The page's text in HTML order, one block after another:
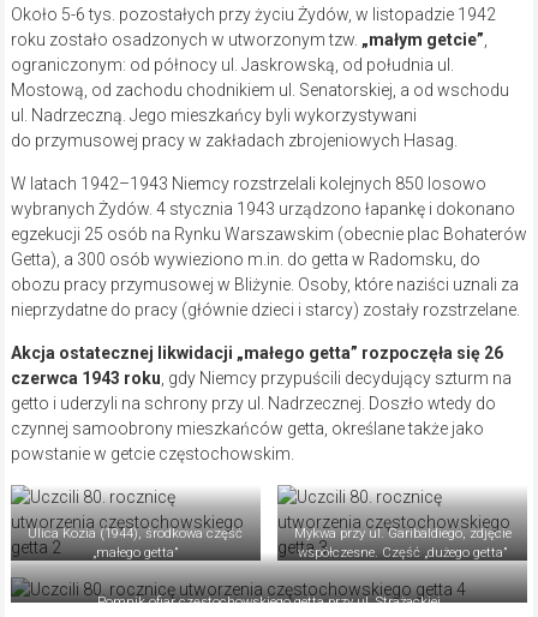
Około 5-6 tys. pozostałych przy życiu Żydów, w listopadzie 1942
roku zostało osadzonych w utworzonym tzw. „małym getcie”
ograniczonym: od północy ul. Jaskrowską, od południa ul.
Mostową, od zachodu chodnikiem ul. Senatorskiej, a od wschodu
ul. Nadrzeczną. Jego mieszkańcy byli wykorzystywani
do przymusowej pracy w zakładach zbrojeniowych Hasag.
W latach 1942–1943 Niemcy rozstrzelali kolejnych 850 losowo
wybranych Żydów. 4 stycznia 1943 urządzono łapankę i dokonano
egzekucji 25 osób na Rynku Warszawskim (obecnie plac Bohaterów
Getta), a 300 osób wywieziono m.in. do getta w Radomsku, do
obozu pracy przymusowej w Bliżynie. Osoby, które naziści uznali za
nieprzydatne do pracy (głównie dzieci i starcy) zostały rozstrzelane.
Akcja ostatecznej likwidacji „małego getta” rozpoczęła się 26
czerwca 1943 roku , gdy Niemcy przypuścili decydujący szturm na
getto i uderzyli na schrony przy ul. Nadrzecznej. Doszło wtedy do
czynnej samoobrony mieszkańców getta, określane także jako
powstanie w getcie częstochowskim.
Ulica Kozia (1944), środkowa część
„małego getta”
Mykwa przy ul. Garibaldiego, zdjęcie
współczesne. Część „dużego getta”
Pomnik ofiar częstochowskiego getta przy ul. Strażackiej